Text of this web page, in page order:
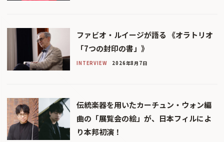
ファビオ・ルイージが語る 《オラトリオ
「7つの封印の書」》
INTERVIEW 2026年8月7日
伝統楽器を用いたカーチュン・ウォン編
曲の「展覧会の絵」が、日本フィルによ
り本邦初演！